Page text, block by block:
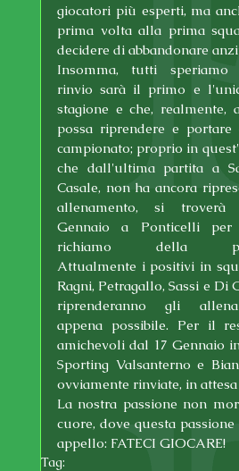
giocatori più esperti, ma
prima volta alla prima
decidere di abbandonare
Insomma, tutti speriamo
rinvio sarà il primo e
stagione e che, realmente,
possa riprendere e
campionato; proprio in
che dall'ultima partita a
Casale, non ha ancora
allenamento, si troverà
Gennaio a Ponticelli
richiamo della
Attualmente i positivi in
Ragni, Petragallo, Sassi e Di
riprenderanno gli
appena possibile. Per il
amichevoli dal 17 Gennaio
Sporting Valsanterno e
ovviamente rinviate, in
La nostra passione non
cuore, dove questa
appello: FATECI GIOCARE!
Tag: